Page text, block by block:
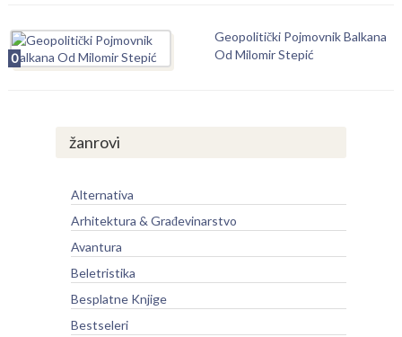
0
Geopolitički Pojmovnik Balkana
Od Milomir Stepić
žanrovi
Alternativa
Arhitektura & Građevinarstvo
Avantura
Beletristika
Besplatne Knjige
Bestseleri